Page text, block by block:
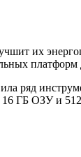
их
ряд
16 ГБ ОЗУ и